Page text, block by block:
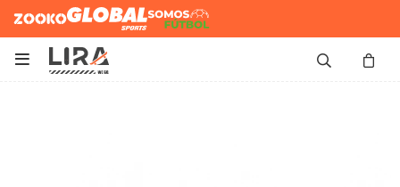
Zooko Global Sports
Somos
Futbol
